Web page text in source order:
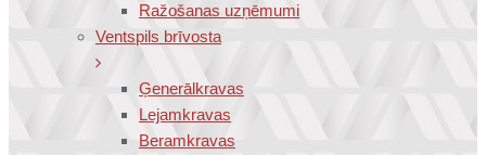
Ražošanas uzņēmumi
Ventspils brīvosta
Ģenerālkravas
Lejamkravas
Beramkravas